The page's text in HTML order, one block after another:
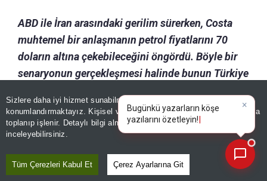
Sizlere daha iyi hizmet sunabilmek adına sitemizde
konumlandırmaktayız. Kişisel verileriniz, KVKK ve GDPR kapsamında
toplanıp işlenir. Detaylı bilgi almak içinAydınlatma Metnimizi
inceleyebilirsiniz.
Tüm Çerezleri Kabul Et Çerez Ayarlarına Git
ABD ile İran arasındaki gerilim sürerken, Costa
muhtemel bir anlaşmanın petrol fiyatlarını 70
doların altına çekebileceğini öngördü. Böyle bir
senaryonun gerçekleşmesi halinde bunun Türkiye
ifade etti.
Costa ayrıca, Türkiye'ye yönelik olumlu
beklentilerin petrol fiyatlarının seyrine bağlı
olmaya devam ettiğini ve bu nedenle gelişmeleri
|